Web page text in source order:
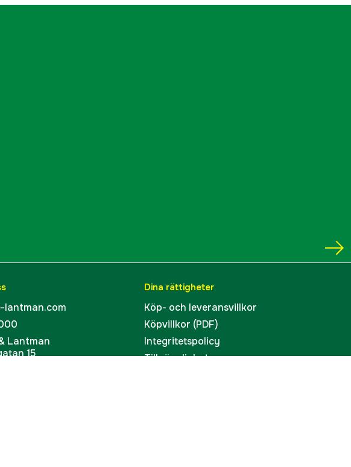
lantman.com
Lantman
15
Dina rättigheter
Köp- och leveransvillkor
Köpvillkor (PDF)
Integritetspolicy
Tillgänglighet